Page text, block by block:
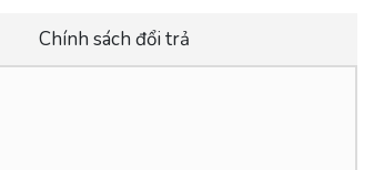
Chính sách đổi trả